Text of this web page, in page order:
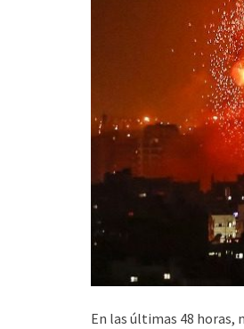
En las últimas 48 horas,